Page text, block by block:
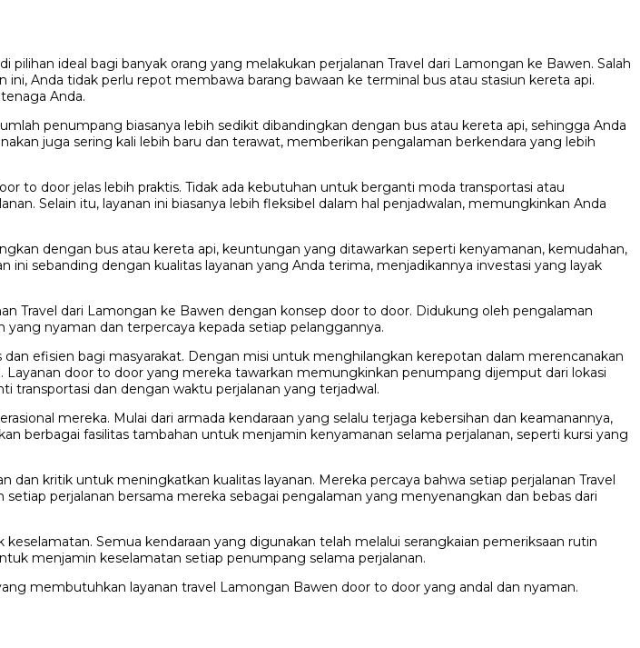
ideal bagi banyak orang yang melakukan perjalanan Travel dari Lamongan ke Bawen. Salah
Anda tidak perlu repot membawa barang bawaan ke terminal bus atau stasiun kereta api.
Anda.
penumpang biasanya lebih sedikit dibandingkan dengan bus atau kereta api, sehingga Anda
juga sering kali lebih baru dan terawat, memberikan pengalaman berkendara yang lebih
to door jelas lebih praktis. Tidak ada kebutuhan untuk berganti moda transportasi atau
Selain itu, layanan ini biasanya lebih fleksibel dalam hal penjadwalan, memungkinkan Anda
dengan bus atau kereta api, keuntungan yang ditawarkan seperti kenyamanan, kemudahan,
sebanding dengan kualitas layanan yang Anda terima, menjadikannya investasi yang layak
Travel dari Lamongan ke Bawen dengan konsep door to door. Didukung oleh pengalaman
nyaman dan terpercaya kepada setiap pelanggannya.
efisien bagi masyarakat. Dengan misi untuk menghilangkan kerepotan dalam merencanakan
door to door yang mereka tawarkan memungkinkan penumpang dijemput dari lokasi
transportasi dan dengan waktu perjalanan yang terjadwal.
mereka. Mulai dari armada kendaraan yang selalu terjaga kebersihan dan keamanannya,
berbagai fasilitas tambahan untuk menjamin kenyamanan selama perjalanan, seperti kursi yang
kritik untuk meningkatkan kualitas layanan. Mereka percaya bahwa setiap perjalanan Travel
perjalanan bersama mereka sebagai pengalaman yang menyenangkan dan bebas dari
Semua kendaraan yang digunakan telah melalui serangkaian pemeriksaan rutin
menjamin keselamatan setiap penumpang selama perjalanan.
membutuhkan layanan travel Lamongan Bawen door to door yang andal dan nyaman.